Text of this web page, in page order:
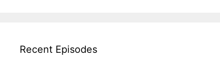
Recent Episodes